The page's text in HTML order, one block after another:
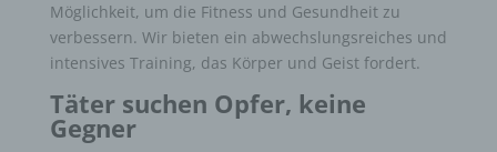
Möglichkeit, um die Fitness und Gesundheit zu
verbessern. Wir bieten ein abwechslungsreiches und
intensives Training, das Körper und Geist fordert.
Täter suchen Opfer, keine
Gegner